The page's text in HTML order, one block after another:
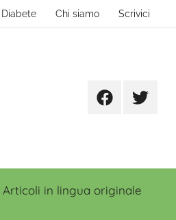
Chi siamo Scrivici
FacebookTwitter
Articoli in lingua originale